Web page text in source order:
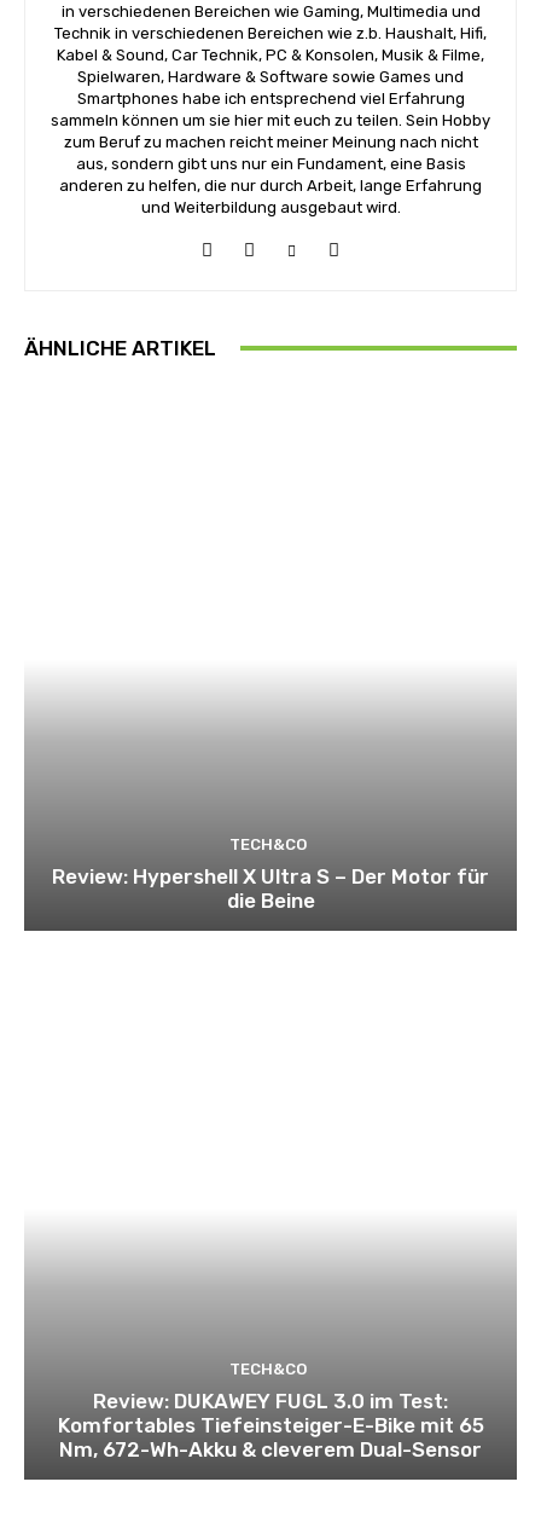
in verschiedenen Bereichen wie Gaming, Multimedia und
Technik in verschiedenen Bereichen wie z.b. Haushalt, Hifi,
Kabel & Sound, Car Technik, PC & Konsolen, Musik & Filme,
Spielwaren, Hardware & Software sowie Games und
Smartphones habe ich entsprechend viel Erfahrung
sammeln können um sie hier mit euch zu teilen. Sein Hobby
zum Beruf zu machen reicht meiner Meinung nach nicht
aus, sondern gibt uns nur ein Fundament, eine Basis
anderen zu helfen, die nur durch Arbeit, lange Erfahrung
und Weiterbildung ausgebaut wird.
ÄHNLICHE ARTIKEL
TECH&CO
Review: Hypershell X Ultra S – Der Motor für
die Beine
TECH&CO
Review: DUKAWEY FUGL 3.0 im Test:
Komfortables Tiefeinsteiger-E-Bike mit 65
Nm, 672-Wh-Akku & cleverem Dual-Sensor